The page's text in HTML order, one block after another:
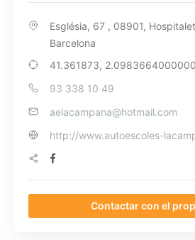
Església, 67 , 08901,
Barcelona
41.361873,
93 338 10 49
aelacampana@hotmail.com
http://www.autoescoles-
Contactar con el